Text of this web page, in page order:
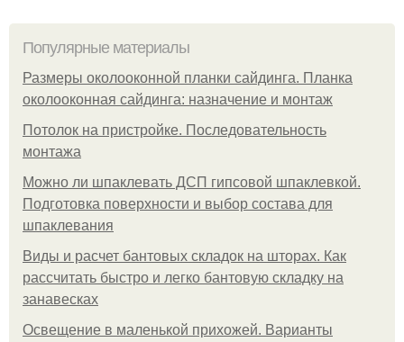
Популярные материалы
Размеры околооконной планки сайдинга. Планка
околооконная сайдинга: назначение и монтаж
Потолок на пристройке. Последовательность
монтажа
Можно ли шпаклевать ДСП гипсовой шпаклевкой.
Подготовка поверхности и выбор состава для
шпаклевания
Виды и расчет бантовых складок на шторах. Как
рассчитать быстро и легко бантовую складку на
занавесках
Освещение в маленькой прихожей. Варианты